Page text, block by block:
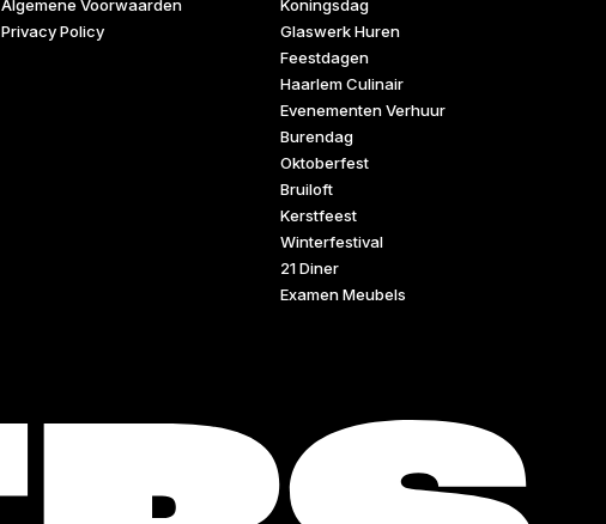
Algemene Voorwaarden
Privacy Policy
Koningsdag
Glaswerk Huren
Feestdagen
Haarlem Culinair
Evenementen Verhuur
Burendag
Oktoberfest
Bruiloft
Kerstfeest
Winterfestival
21 Diner
Examen Meubels